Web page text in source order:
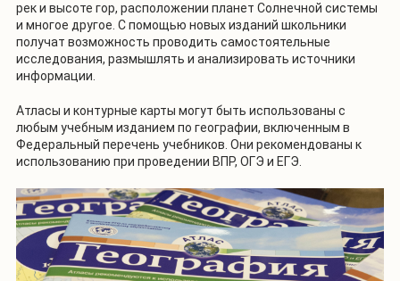
рек и высоте гор, расположении планет Солнечной системы
и многое другое. С помощью новых изданий школьники
получат возможность проводить самостоятельные
исследования, размышлять и анализировать источники
информации.
Атласы и контурные карты могут быть использованы с
любым учебным изданием по географии, включенным в
Федеральный перечень учебников. Они рекомендованы к
использованию при проведении ВПР, ОГЭ и ЕГЭ.